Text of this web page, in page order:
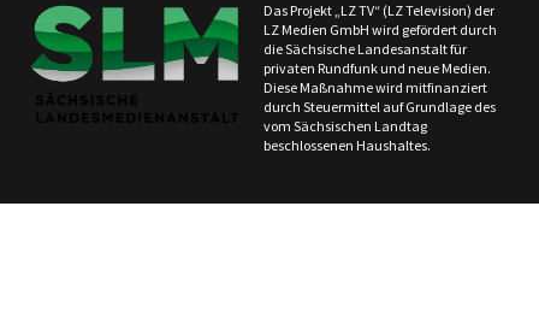
Das Projekt „LZ TV“ (LZ Television) der
LZ Medien GmbH wird gefördert durch
die Sächsische Landesanstalt für
privaten Rundfunk und neue Medien.
Diese Maßnahme wird mitfinanziert
durch Steuermittel auf Grundlage des
vom Sächsischen Landtag
beschlossenen Haushaltes.